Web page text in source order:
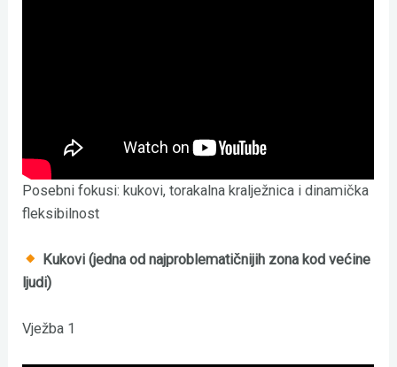
Posebni fokusi: kukovi, torakalna kralježnica i dinamička
fleksibilnost
Kukovi (jedna od najproblematičnijih zona kod većine
ljudi)
Vježba 1